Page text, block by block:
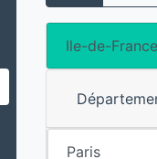
Ile-de-France
Paris